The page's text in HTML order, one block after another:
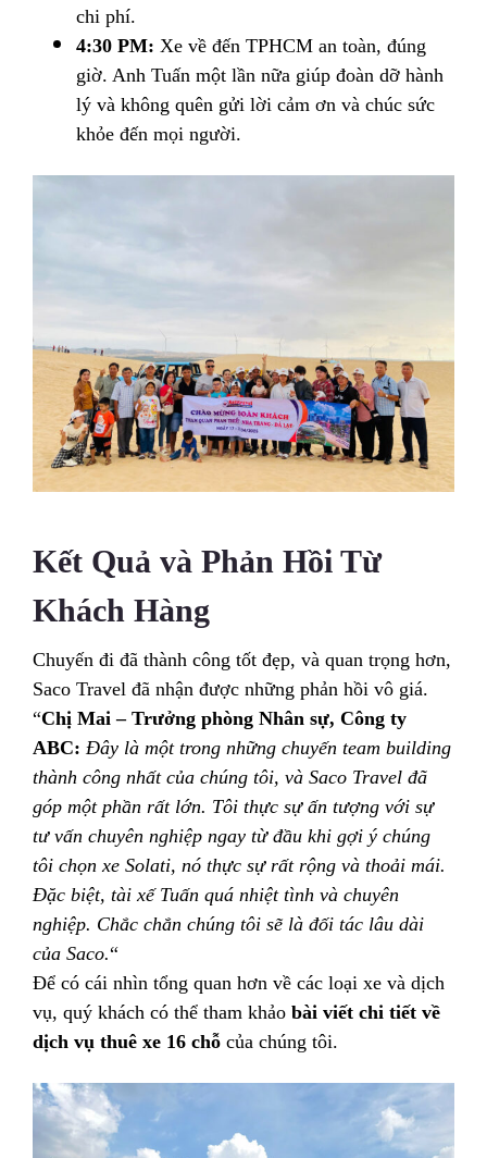
chi phí.
4:30 PM: Xe về đến TPHCM an toàn, đúng
giờ. Anh Tuấn một lần nữa giúp đoàn dỡ hành
lý và không quên gửi lời cảm ơn và chúc sức
khỏe đến mọi người.
Kết Quả và Phản Hồi Từ
Khách Hàng
Chuyến đi đã thành công tốt đẹp, và quan trọng hơn,
Saco Travel đã nhận được những phản hồi vô giá.
“Chị Mai – Trưởng phòng Nhân sự, Công ty
ABC: Đây là một trong những chuyến team building
thành công nhất của chúng tôi, và Saco Travel đã
góp một phần rất lớn. Tôi thực sự ấn tượng với sự
tư vấn chuyên nghiệp ngay từ đầu khi gợi ý chúng
tôi chọn xe Solati, nó thực sự rất rộng và thoải mái.
Đặc biệt, tài xế Tuấn quá nhiệt tình và chuyên
nghiệp. Chắc chắn chúng tôi sẽ là đối tác lâu dài
của Saco.“
Để có cái nhìn tổng quan hơn về các loại xe và dịch
vụ, quý khách có thể tham khảo bài viết chi tiết về
dịch vụ thuê xe 16 chỗ của chúng tôi.